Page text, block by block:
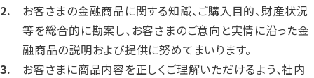
お客さまの金融商品に関する知識、ご購入目的、財産状況
等を総合的に勘案し、お客さまのご意向と実情に沿った金
融商品の説明および提供に努めてまいります。
お客さまに商品内容を正しくご理解いただけるよう、社内